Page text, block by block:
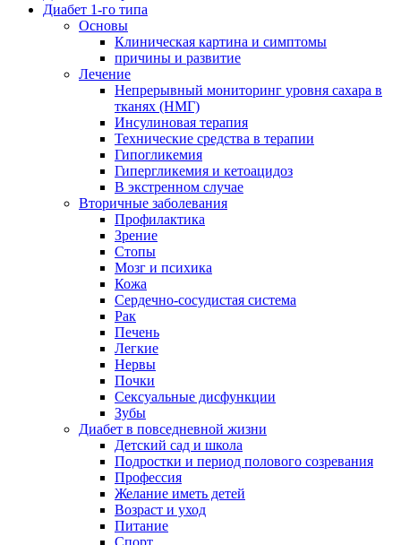
Диабет 1-го типа
Основы
Клиническая картина и симптомы
причины и развитие
Лечение
Непрерывный мониторинг уровня сахара в
тканях (НМГ)
Инсулиновая терапия
Технические средства в терапии
Гипогликемия
Гипергликемия и кетоацидоз
В экстренном случае
Вторичные заболевания
Профилактика
Зрение
Стопы
Мозг и психика
Кожа
Сердечно-сосудистая система
Рак
Печень
Легкие
Нервы
Почки
Сексуальные дисфункции
Зубы
Диабет в повседневной жизни
Детский сад и школа
Подростки и период полового созревания
Профессия
Желание иметь детей
Возраст и уход
Питание
Спорт